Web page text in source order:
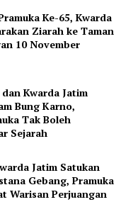
Ke-65, Kwarda
Ziarah ke Taman
10 November
Kwarda Jatim
Bung Karno,
Tak Boleh
Sejarah
Jatim Satukan
Gebang, Pramuka
Warisan Perjuangan